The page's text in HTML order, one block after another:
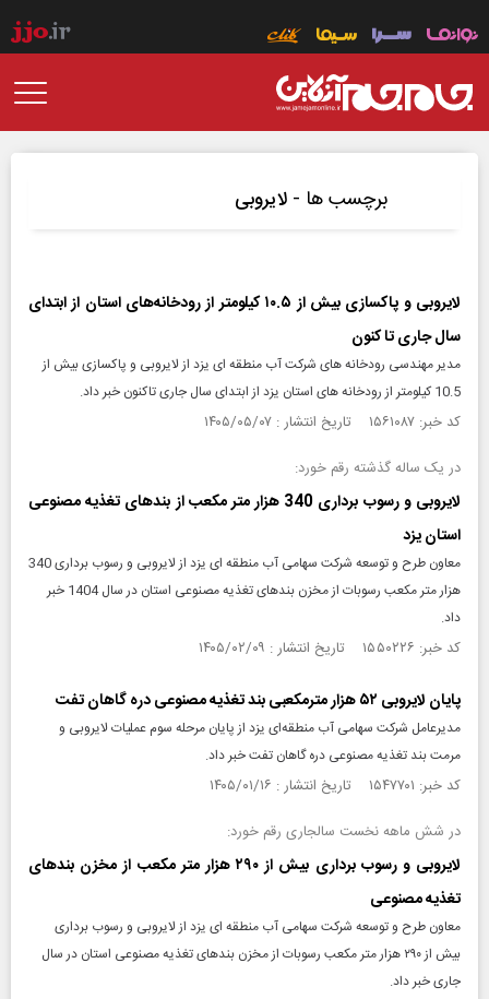
برچسب ها - لایروبی
لایروبی و پاکسازی بیش از ۱۰.۵ کیلومتر از رودخانه‌های استان از ابتدای
سال جاری تا کنون
مدیر مهندسی رودخانه های شرکت آب منطقه ای یزد از لایروبی و پاکسازی بیش از
10.5 کیلومتر از رودخانه های استان یزد از ابتدای سال جاری تاکنون خبر داد.
کد خبر: ۱۵۶۱۰۸۷ تاریخ انتشار : ۱۴۰۵/۰۵/۰۷
در یک ساله گذشته رقم خورد:
لایروبی و رسوب برداری 340 هزار متر مکعب از بندهای تغذیه مصنوعی
استان یزد
معاون طرح و توسعه شرکت سهامی آب منطقه ای یزد از لایروبی و رسوب برداری 340
هزار متر مکعب رسوبات از مخزن بندهای تغذیه مصنوعی استان در سال 1404 خبر
داد.
کد خبر: ۱۵۵۰۲۲۶ تاریخ انتشار : ۱۴۰۵/۰۲/۰۹
پایان لایروبی ۵۲ هزار مترمکعبی بند تغذیه مصنوعی دره گاهان تفت
مدیرعامل شرکت سهامی آب منطقه‌ای یزد از پایان مرحله سوم عملیات لایروبی و
مرمت بند تغذیه مصنوعی دره گاهان تفت خبر داد.
کد خبر: ۱۵۴۷۷۰۱ تاریخ انتشار : ۱۴۰۵/۰۱/۱۶
در شش ماهه نخست سالجاری رقم خورد:
لایروبی و رسوب برداری بیش از ۲۹۰ هزار متر مکعب از مخزن بندهای
تغذیه مصنوعی
معاون طرح و توسعه شرکت سهامی آب منطقه ای یزد از لایروبی و رسوب برداری
بیش از ۲۹۰ هزار متر مکعب رسوبات از مخزن بندهای تغذیه مصنوعی استان در سال
جاری خبر داد.